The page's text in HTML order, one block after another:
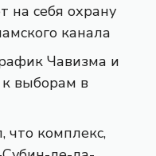
на себя охрану
канала
Чавизма и
выборам в
что комплекс,